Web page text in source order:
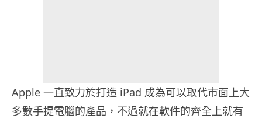
Apple 一直致力於打造 iPad 成為可以取代市面上大
多數手提電腦的產品，不過就在軟件的齊全上就有